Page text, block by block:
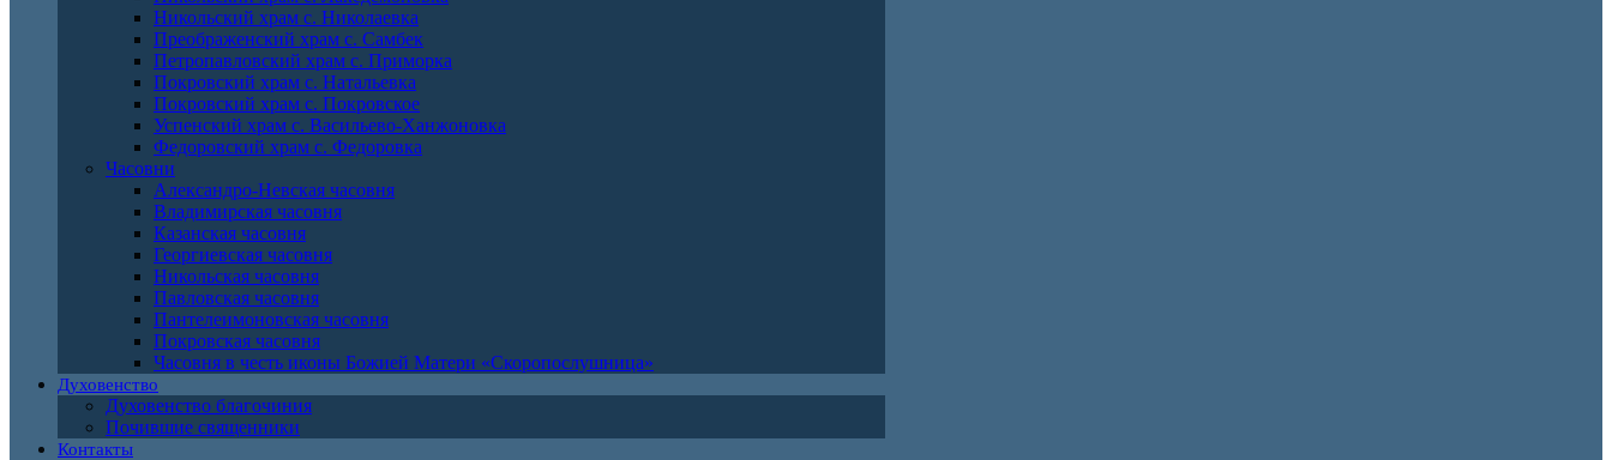
Никольский храм с. Николаевка
Преображенский храм с. Самбек
Петропавловский храм с. Приморка
Покровский храм с. Натальевка
Покровский храм с. Покровское
Успенский храм с. Васильево-Ханжоновка
Федоровский храм с. Федоровка
Часовни
Александро-Невская часовня
Владимирская часовня
Казанская часовня
Георгиевская часовня
Никольская часовня
Павловская часовня
Пантелеимоновская часовня
Покровская часовня
Часовня в честь иконы Божией Матери «Скоропослушница»
Духовенство
Духовенство благочиния
Почившие священники
Контакты